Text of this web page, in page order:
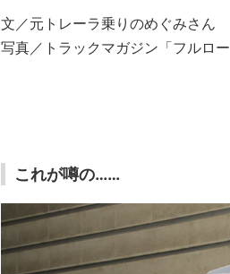
文／元トレーラ乗りのめぐみさん
写真／トラックマガジン「フルロ
これが噂の……